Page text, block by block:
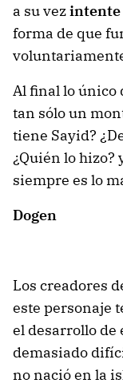
a su vezintente
forma de que
Al final lo único
tan sólo un
tiene Sayid?
¿Quién lo hizo?
siempre es lo
Dogen
Los creadores
este personaje
el desarrollo de
demasiado
no nació en la